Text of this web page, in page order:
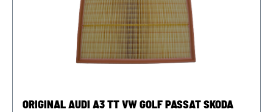
bieten wir Ihnen die Möglichkeit, uns vor Ihrer Bestellung
oder in der Kaufabwicklung die 17-stellige
Fahrgestellnummer(Bsp. VW: WVWZZZ... Audi: WAUZZZ...)
Ihres Fahrzeugs mitzuteilen. Wir prüfen vorab, ob der
gewünschte Artikel zum Fahrzeug passt.
ORIGINAL AUDI A3 TT VW GOLF PASSAT SKODA